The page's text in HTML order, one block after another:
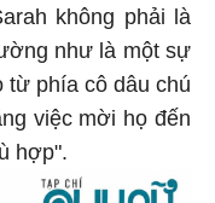
không phải là
như là một sự
từ phía cô dâu chú
việc mời họ đến
hợp".